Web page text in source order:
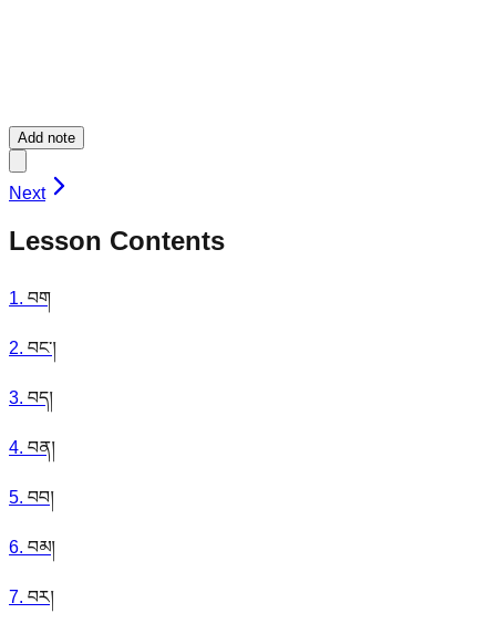
Add note
Next
Lesson Contents
1. བག
2. བང་།
3. བད།
4. བན།
5. བབ།
6. བམ།
7. བར།